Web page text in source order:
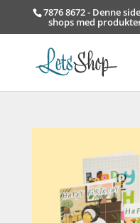
7876 8672 - Denne
shops med